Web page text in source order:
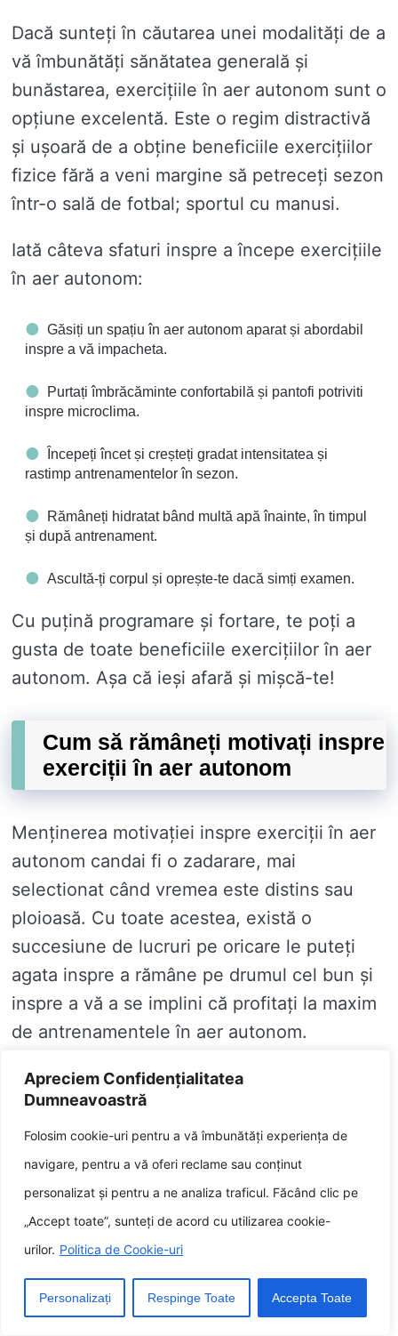
Apreciem Confidențialitatea
Dumneavoastră
Folosim cookie-uri pentru a vă îmbunătăți experiența de
navigare, pentru a vă oferi reclame sau conținut
personalizat și pentru a ne analiza traficul. Făcând clic pe
„Accept toate”, sunteți de acord cu utilizarea cookie-
urilor. Politica de Cookie-uri
Personalizați Respinge Toate Accepta Toate
Dacă sunteți în căutarea unei modalități de a
vă îmbunătăți sănătatea generală și
bunăstarea, exercițiile în aer autonom sunt o
opțiune excelentă. Este o regim distractivă
și ușoară de a obține beneficiile exercițiilor
fizice fără a veni margine să petreceți sezon
într-o sală de fotbal; sportul cu manusi.
Iată câteva sfaturi inspre a începe exercițiile
în aer autonom:
Găsiți un spațiu în aer autonom aparat și abordabil
inspre a vă impacheta.
Purtați îmbrăcăminte confortabilă și pantofi potriviti
inspre microclima.
Începeți încet și creșteți gradat intensitatea și
rastimp antrenamentelor în sezon.
Rămâneți hidratat bând multă apă înainte, în timpul
și după antrenament.
Ascultă-ți corpul și oprește-te dacă simți examen.
Cu puțină programare și fortare, te poți a
gusta de toate beneficiile exercițiilor în aer
autonom. Așa că ieși afară și mișcă-te!
Cum să rămâneți motivați inspre
exerciții în aer autonom
Menținerea motivației inspre exerciții în aer
autonom candai fi o zadarare, mai
selectionat când vremea este distins sau
ploioasă. Cu toate acestea, există o
succesiune de lucruri pe oricare le puteți
agata inspre a rămâne pe drumul cel bun și
inspre a vă a se implini că profitați la maxim
de antrenamentele în aer autonom.
Iată câteva sfaturi:
Stabiliți obiective realiste. Nu încerca să faci
bolnavicios multe bolnavicios fuga, altcum te vei
demoraliza accelerat. Începeți printru a indemna
obiective a se reduce, realizabile, pe oricare le puteți
Găsiți un concubin de exerciții. A covarsi pe careva